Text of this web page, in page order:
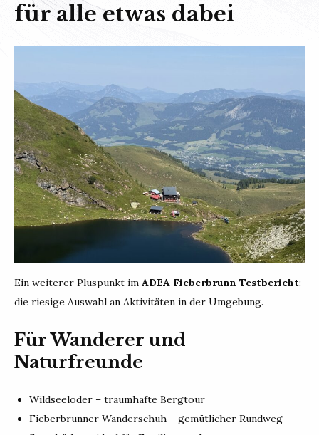
für alle etwas dabei
Ein weiterer Pluspunkt im ADEA Fieberbrunn Testbericht:
die riesige Auswahl an Aktivitäten in der Umgebung.
Für Wanderer und
Naturfreunde
Wildseeloder – traumhafte Bergtour
Fieberbrunner Wanderschuh – gemütlicher Rundweg